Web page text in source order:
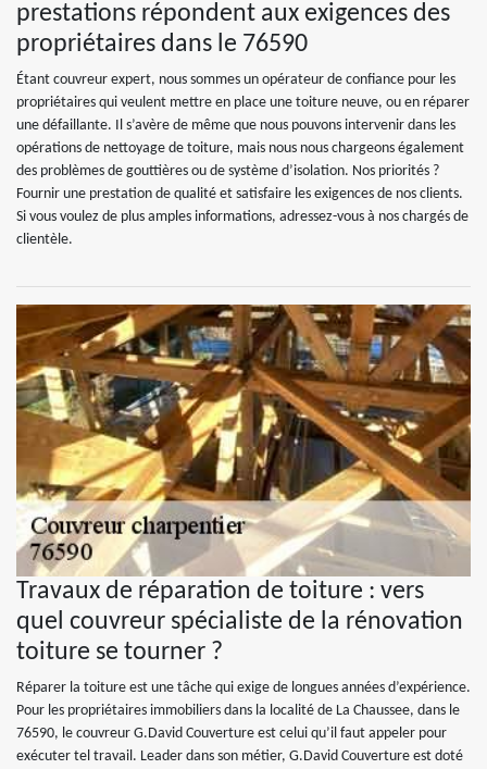
prestations répondent aux exigences des
propriétaires dans le 76590
Étant couvreur expert, nous sommes un opérateur de confiance pour les
propriétaires qui veulent mettre en place une toiture neuve, ou en réparer
une défaillante. Il s’avère de même que nous pouvons intervenir dans les
opérations de nettoyage de toiture, mais nous nous chargeons également
des problèmes de gouttières ou de système d’isolation. Nos priorités ?
Fournir une prestation de qualité et satisfaire les exigences de nos clients.
Si vous voulez de plus amples informations, adressez-vous à nos chargés de
clientèle.
Travaux de réparation de toiture : vers
quel couvreur spécialiste de la rénovation
toiture se tourner ?
Réparer la toiture est une tâche qui exige de longues années d’expérience.
Pour les propriétaires immobiliers dans la localité de La Chaussee, dans le
76590, le couvreur G.David Couverture est celui qu’il faut appeler pour
exécuter tel travail. Leader dans son métier, G.David Couverture est doté